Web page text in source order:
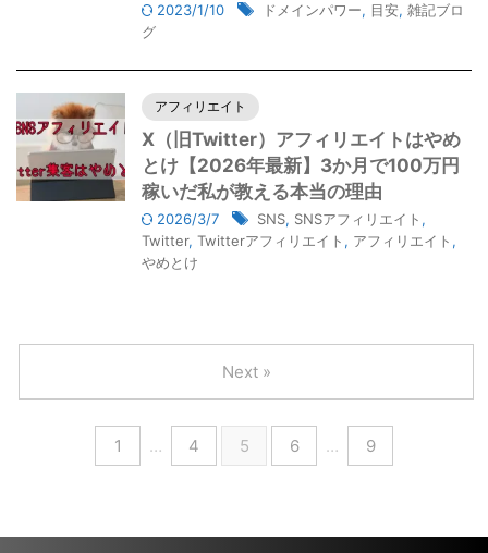
2023/1/10 ドメインパワー, 目安, 雑記ブロ
グ
アフィリエイト
X（旧Twitter）アフィリエイトはやめ
とけ【2026年最新】3か月で100万円
稼いだ私が教える本当の理由
2026/3/7 SNS, SNSアフィリエイト ,
Twitter, Twitterアフィリエイト , アフィリエイト ,
やめとけ
1 … 4 5 6 … 9
Next »